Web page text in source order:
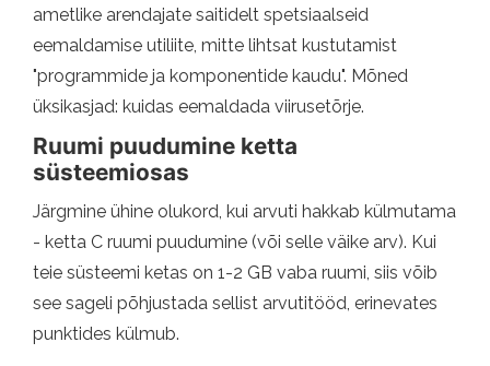
ametlike arendajate saitidelt spetsiaalseid
eemaldamise utiliite, mitte lihtsat kustutamist
"programmide ja komponentide kaudu". Mõned
üksikasjad: kuidas eemaldada viirusetõrje.
Ruumi puudumine ketta
süsteemiosas
Järgmine ühine olukord, kui arvuti hakkab külmutama
- ketta C ruumi puudumine (või selle väike arv). Kui
teie süsteemi ketas on 1-2 GB vaba ruumi, siis võib
see sageli põhjustada sellist arvutitööd, erinevates
punktides külmub.